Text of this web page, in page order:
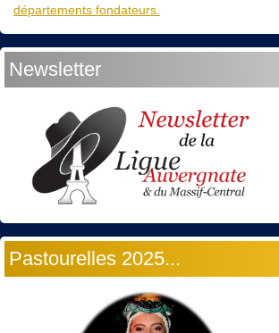
départements fondateurs.
Newsletter
Pastourelles 2025...